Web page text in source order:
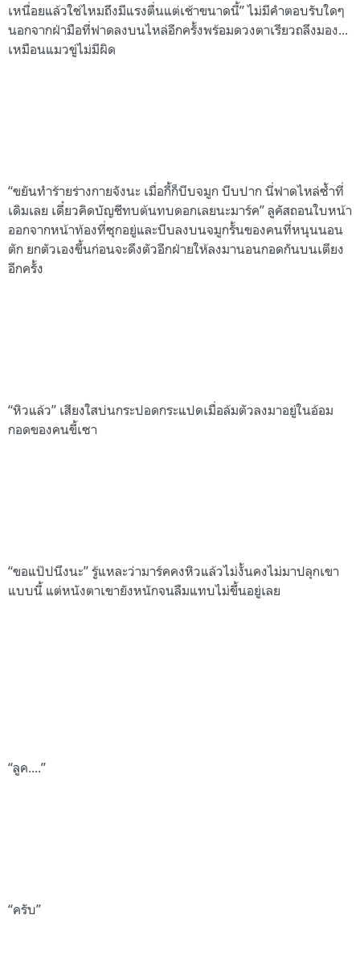
เหนื่อยแล้วใช่ไหมถึงมีแรงตื่นแต่เช้าขนาดนี้” ไม่มีคำตอบรับใดๆ
นอกจากฝ่ามือที่ฟาดลงบนไหล่อีกครั้งพร้อมดวงตาเรียวถลึงมอง...
เหมือนแมวขู่ไม่มีผิด
“ขยันทำร้ายร่างกายจังนะ เมื่อกี้ก็บีบจมูก บีบปาก นี่ฟาดไหล่ซ้ำที่
เดิมเลย เดี๋ยวคิดบัญชีทบต้นทบดอกเลยนะมาร์ค” ลูคัสถอนใบหน้า
ออกจากหน้าท้องที่ซุกอยู่และบีบลงบนจมูกรั้นของคนที่หนุนนอน
ตัก ยกตัวเองขึ้นก่อนจะดึงตัวอีกฝ่ายให้ลงมานอนกอดกันบนเตียง
อีกครั้ง
“หิวแล้ว” เสียงใสบ่นกระปอดกระแปดเมื่อล้มตัวลงมาอยู่ในอ้อม
กอดของคนขี้เซา
“ขอแป๊ปนึงนะ” รู้แหละว่ามาร์คคงหิวแล้วไม่งั้นคงไม่มาปลุกเขา
แบบนี้ แต่หนังตาเขายังหนักจนลืมแทบไม่ขึ้นอยู่เลย
“ลูค....”
“ครับ”